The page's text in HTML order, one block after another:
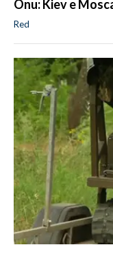
Onu: Kiev e
Red